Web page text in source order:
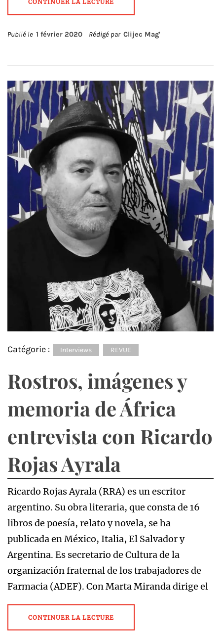
CONTINUER LA LECTURE
Publié le 1 février 2020 Rédigé par Clijec Mag'
Catégorie : Interviews REVUE
Rostros, imágenes y
memoria de África
entrevista con Ricardo
Rojas Ayrala
Ricardo Rojas Ayrala (RRA) es un escritor
argentino. Su obra literaria, que consta de 16
libros de poesía, relato y novela, se ha
publicada en México, Italia, El Salvador y
Argentina. Es secretario de Cultura de la
organización fraternal de los trabajadores de
Farmacia (ADEF). Con Marta Miranda dirige el
CONTINUER LA LECTURE